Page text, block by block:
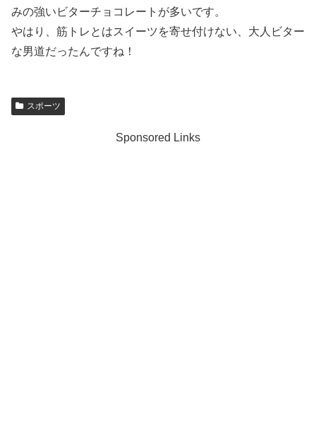
みの強いビターチョコレートが多いです。
やはり、筋トレとはスイーツを寄せ付けない、大人ビター
な男道だったんですね！
スポーツ
Sponsored Links